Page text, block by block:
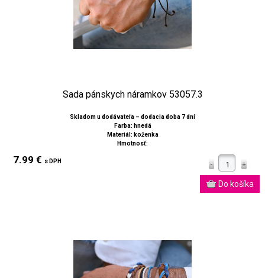
Sada pánskych náramkov 53057.3
Skladom u dodávateľa – dodacia doba 7 dní
Farba: hnedá
Materiál: koženka
Hmotnosť:
7.99 € s DPH